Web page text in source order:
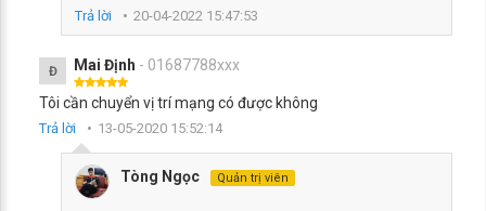
Trả lời 20-04-2022 15:47:53
Đ Mai Định - 01687788xxx
Tôi cần chuyển vị trí mạng có được không
Trả lời 13-05-2020 15:52:14
Tòng Ngọc Quản trị viên